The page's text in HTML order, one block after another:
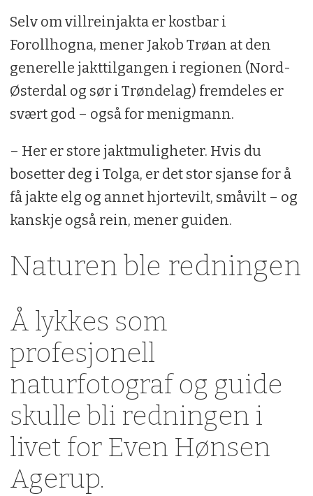
Selv om villreinjakta er kostbar i
Forollhogna, mener Jakob Trøan at den
generelle jakttilgangen i regionen (Nord-
Østerdal og sør i Trøndelag) fremdeles er
svært god – også for menigmann.
– Her er store jaktmuligheter. Hvis du
bosetter deg i Tolga, er det stor sjanse for å
få jakte elg og annet hjortevilt, småvilt – og
kanskje også rein, mener guiden.
Naturen ble redningen
Å lykkes som
profesjonell
naturfotograf og guide
skulle bli redningen i
livet for Even Hønsen
Agerup.